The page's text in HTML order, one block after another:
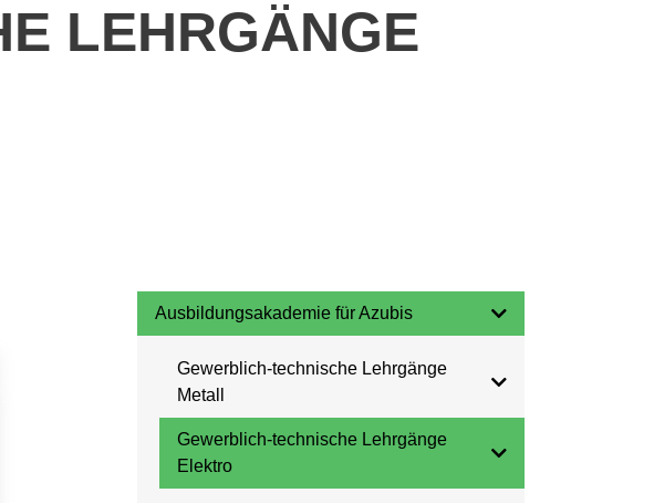
LEHRGÄNGE
Ausbildungsakademie für Azubis
Gewerblich-technische Lehrgänge
Metall
Gewerblich-technische Lehrgänge
Elektro